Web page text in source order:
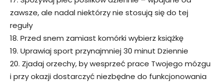
zawsze, ale nadal niektórzy nie stosują się do tej
reguły
18. Przed snem zamiast komórki wybierz książkę
19. Uprawiaj sport przynajmniej 30 minut Dziennie
20. Zjadaj orzechy, by wesprzeć prace Twojego mózgu
i przy okazji dostarczyć niezbędne do funkcjonowania